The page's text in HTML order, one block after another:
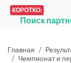
КОРОТКО:
Главная
Чемпионат и